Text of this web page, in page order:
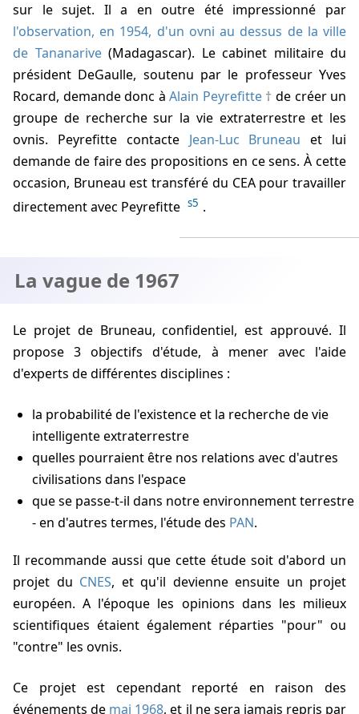
sur le sujet. Il a en outre été impressionné par
l'observation, en 1954, d'un ovni au dessus de la ville
de Tananarive(Madagascar). Le cabinet militaire du
président DeGaulle, soutenu par le professeur Yves
Rocard, demande donc à Alain Peyrefitte
de créer un
groupe de recherche sur la vie extraterrestre et les
ovnis. Peyrefitte contacte Jean-Luc Bruneau et lui
demande de faire des propositions en ce sens. À cette
occasion, Bruneau est transféré du CEA pour travailler
directement avec Peyrefitte s5 .
La vague de 1967
Le projet de Bruneau, confidentiel, est approuvé. Il
propose 3 objectifs d'étude, à mener avec l'aide
d'experts de différentes disciplines :
la probabilité de l'existence et la recherche de vie
intelligente extraterrestre
quelles pourraient être nos relations avec d'autres
civilisations dans l'espace
que se passe-t-il dans notre environnement terrestre
- en d'autres termes, l'étude des PAN.
Il recommande aussi que cette étude soit d'abord un
projet du CNES, et qu'il devienne ensuite un projet
européen. A l'époque les opinions dans les milieux
scientifiques étaient également réparties "pour" ou
"contre" les ovnis.
Ce projet est cependant reporté en raison des
événements de mai 1968, et il ne sera jamais repris par